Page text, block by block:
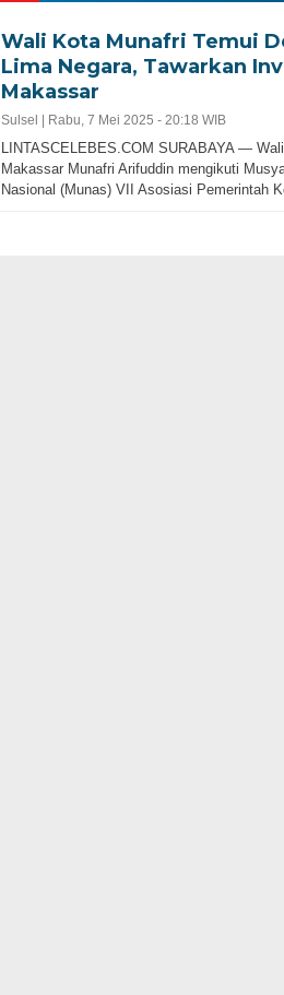
Wali Kota Munafri Temui
Lima Negara, Tawarkan
Makassar
Sulsel | Rabu, 7 Mei 2025 - 20:18 WIB
LINTASCELEBES.COM SURABAYA —
Makassar Munafri Arifuddin mengikuti
Nasional (Munas) VII Asosiasi Pemerintah